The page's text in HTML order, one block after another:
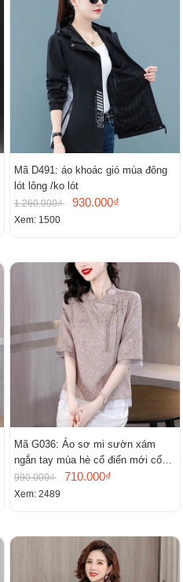
Mã D491: áo khoác gió mùa đông
lót lông /ko lót
1.260.000₫ 930.000₫
Xem: 1500
Mã G036: Áo sơ mi sườn xám
ngắn tay mùa hè cổ điển mới cổ
đứng
990.000₫ 710.000₫
Xem: 2489